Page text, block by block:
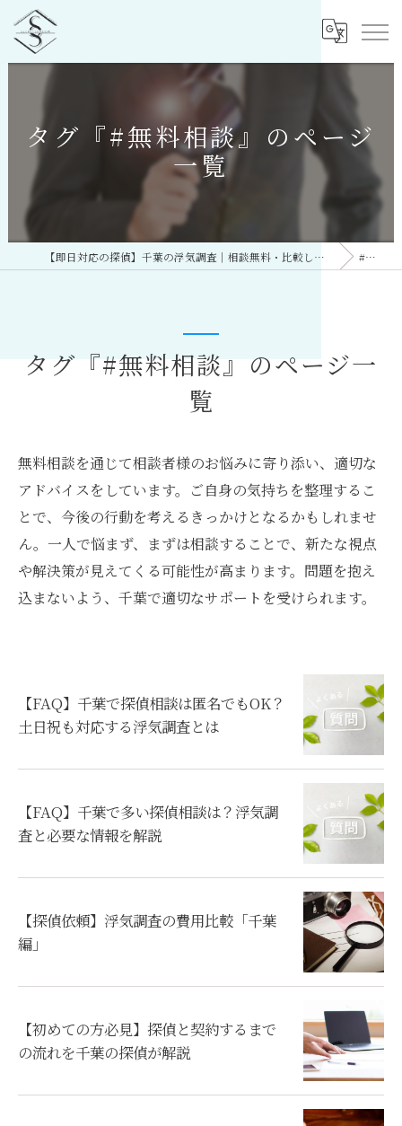
タグ『#無料相談』のページ
一覧
【即日対応の探偵】千葉の浮気調査｜相談無料・比較しておすすめ／総合探偵社シークレットシャドー 千葉オフィス #無料相談
タグ『#無料相談』のページ一
覧
無料相談を通じて相談者様のお悩みに寄り添い、適切な
アドバイスをしています。ご自身の気持ちを整理するこ
とで、今後の行動を考えるきっかけとなるかもしれませ
ん。一人で悩まず、まずは相談することで、新たな視点
や解決策が見えてくる可能性が高まります。問題を抱え
込まないよう、千葉で適切なサポートを受けられます。
【FAQ】千葉で探偵相談は匿名でもOK？
土日祝も対応する浮気調査とは
【FAQ】千葉で多い探偵相談は？浮気調
査と必要な情報を解説
【探偵依頼】浮気調査の費用比較「千葉
編」
【初めての方必見】探偵と契約するまで
の流れを千葉の探偵が解説